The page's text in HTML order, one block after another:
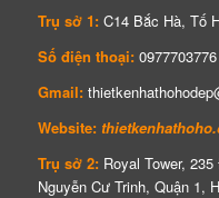
Trụ sở 1:C14 Bắc Hà, Tố
Số điện thoại:
Gmail:
Website:
Trụ sở 2:Royal Tower,
Nguyễn Cư Trinh, Quận 1,